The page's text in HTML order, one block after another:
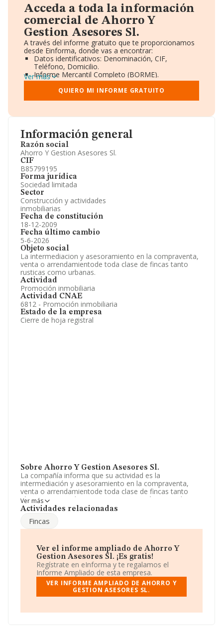
Información general
Razón social
Ahorro Y Gestion Asesores Sl.
CIF
B85799195
Forma jurídica
Sociedad limitada
Sector
Construcción y actividades
inmobiliarias
Fecha de constitución
18-12-2009
Fecha último cambio
5-6-2026
Objeto social
La intermediacion y asesoramiento en la compraventa,
venta o arrendamientode toda clase de fincas tanto
rusticas como urbanas.
Actividad
Promoción inmobiliaria
Actividad CNAE
6812 - Promoción inmobiliaria
Estado de la empresa
Cierre de hoja registral
Sobre Ahorro Y Gestion Asesores Sl.
La compañía informa que su actividad es la
intermediación y asesoramiento en la compraventa,
venta o arrendamientode toda clase de fincas tanto
rústicas como urbanas. La empresa está registrada
como Sociedad Limitada. Tiene CNAE: 6812 - '%cnae%'.
La empresaAhorro y Gestión Asesores S.L, con NIF
núm. 6, (28802), Alcalá De Henares, Madrid.
En relación con el sector y disponiendo de los datos de
hasta 231.218 empresas, en el ámbito nacional la
facturación alcanza la cifra de 29.817 millones de euros
y la media de facturación de ventas entre todas las
compañías alcanza los 128 mil euros. Respecto a la
base de datos INFORMA constan 39467 empresas, con
Ver más
Actividades relacionadas
Fincas
Ver el informe ampliado de Ahorro Y
Gestion Asesores Sl. ¡Es gratis!
Regístrate en eInforma y te regalamos el
Informe Ampliado de esta empresa.
VER INFORME AMPLIADO DE AHORRO Y
GESTION ASESORES SL.
Acceda a toda la información
comercial de Ahorro Y
Gestion Asesores Sl.
A través del informe gratuito que te proporcionamos
desde Einforma, donde vas a encontrar:
Datos identificativos: Denominación, CIF,
Teléfono, Domicilio.
Informe Mercantil Completo (BORME).
Gráficos de Evolución Ventas y Empleados.
Consejo de Administración y Administradores.
Directivos y Ejecutivos.
Información oficial y registral complementaria.
Ver más
QUIERO MI INFORME GRATUITO